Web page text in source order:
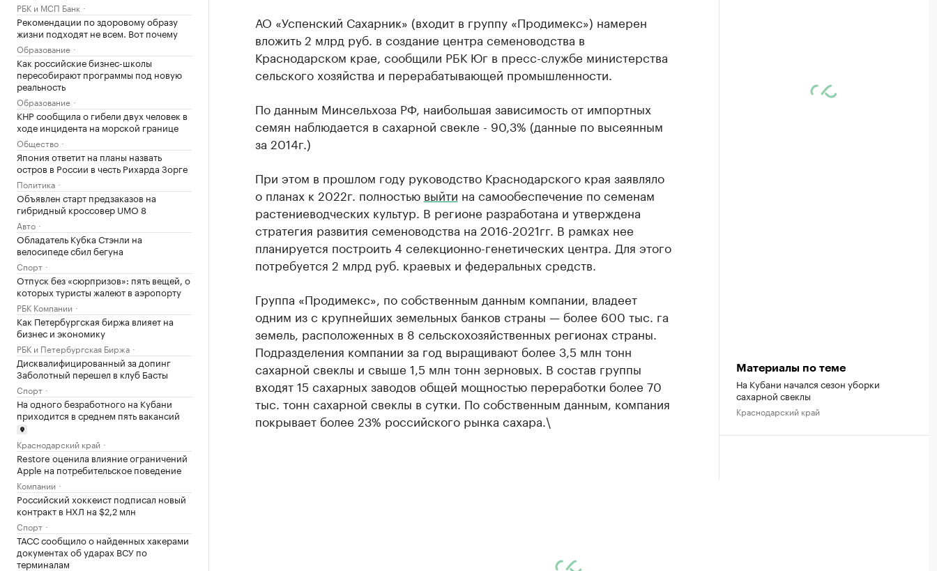
РБК и МСП Банк
Рекомендации по здоровому образу
жизни подходят не всем. Вот почему
Образование
Как российские бизнес-школы
пересобирают программы под новую
реальность
Образование
КНР сообщила о гибели двух человек в
ходе инцидента на морской границе
Общество
Япония ответит на планы назвать
остров в России в честь Рихарда Зорге
Политика
Объявлен старт предзаказов на
гибридный кроссовер UMO 8
Авто
Обладатель Кубка Стэнли на
велосипеде сбил бегуна
Спорт
Отпуск без «сюрпризов»: пять вещей, о
которых туристы жалеют в аэропорту
РБК Компании
Как Петербургская биржа влияет на
бизнес и экономику
РБК и Петербургская Биржа
Дисквалифицированный за допинг
Заболотный перешел в клуб Басты
Спорт
На одного безработного на Кубани
приходится в среднем пять вакансий
Краснодарский край
Restore оценила влияние ограничений
Apple на потребительское поведение
Компании
Российский хоккеист подписал новый
контракт в НХЛ на $2,2 млн
Спорт
ТАСС сообщило о найденных хакерами
документах об ударах ВСУ по
терминалам
АО «Успенский Сахарник» (входит в группу «Продимекс») намерен
вложить 2 млрд руб. в создание центра семеноводства в
Краснодарском крае, сообщили РБК Юг в пресс-службе министерства
сельского хозяйства и перерабатывающей промышленности.
По данным Минсельхоза РФ, наибольшая зависимость от импортных
семян наблюдается в сахарной свекле - 90,3% (данные по высеянным
за 2014г.)
При этом в прошлом году руководство Краснодарского края заявляло
о планах к 2022г. полностью выйти на самообеспечение по семенам
растениеводческих культур. В регионе разработана и утверждена
стратегия развития семеноводства на 2016-2021гг. В рамках нее
планируется построить 4 селекционно-генетических центра. Для этого
потребуется 2 млрд руб. краевых и федеральных средств.
Группа «Продимекс», по собственным данным компании, владеет
одним из с крупнейших земельных банков страны — более 600 тыс. га
земель, расположенных в 8 сельскохозяйственных регионах страны.
Подразделения компании за год выращивают более 3,5 млн тонн
сахарной свеклы и свыше 1,5 млн тонн зерновых. В состав группы
входят 15 сахарных заводов общей мощностью переработки более 70
тыс. тонн сахарной свеклы в сутки. По собственным данным, компания
покрывает более 23% российского рынка сахара.\
Материалы по теме
На Кубани начался сезон уборки
сахарной свеклы
Краснодарский край